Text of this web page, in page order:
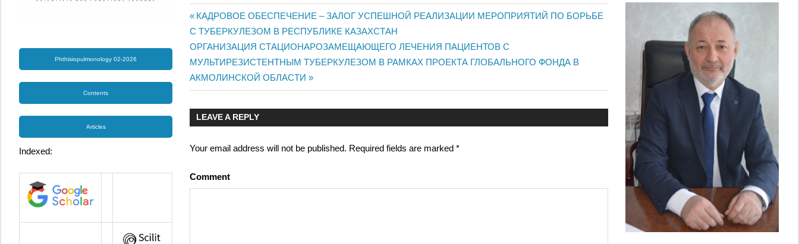
Post
navigation
Previous
Post:
КАДРОВОЕ ОБЕСПЕЧЕНИЕ – ЗАЛОГ УСПЕШНОЙ РЕАЛИЗАЦИИ МЕРОПРИЯТИЙ ПО БОРЬБЕ
С ТУБЕРКУЛЕЗОМ В РЕСПУБЛИКЕ КАЗАХСТАН
Next
Post:
ОРГАНИЗАЦИЯ СТАЦИОНАРОЗАМЕЩАЮЩЕГО ЛЕЧЕНИЯ ПАЦИЕНТОВ C
МУЛЬТИРЕЗИСТЕНТНЫМ ТУБЕРКУЛЕЗОМ В РАМКАХ ПРОЕКТА ГЛОБАЛЬНОГО ФОНДА В
АКМОЛИНСКОЙ ОБЛАСТИ
LEAVE A REPLY
Your email address will not be published. Required fields are marked*
Comment
Phthisiopulmonology 02-2026
Contents
Articles
Indexed: